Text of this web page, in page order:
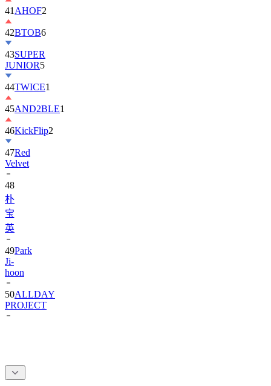
41 AHOF2
42BTOB6
43SUPER
JUNIOR5
44TWICE1
45AND2BLE1
46KickFlip2
47Red
Velvet
48
朴
宝
英
49Park
Ji-
hoon
50ALLDAY
PROJECT